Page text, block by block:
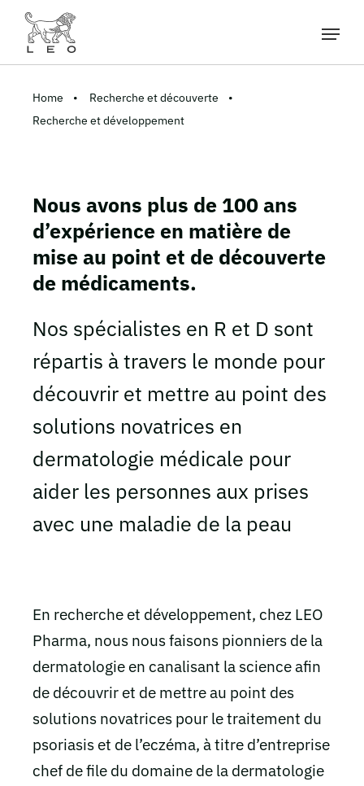
Home
Recherche et découverte
Recherche et développement
Nous avons plus de 100 ans
d’expérience en matière de
mise au point et de découverte
de médicaments.
Nos spécialistes en R et D sont
répartis à travers le monde pour
découvrir et mettre au point des
solutions novatrices en
dermatologie médicale pour
aider les personnes aux prises
avec une maladie de la peau
En recherche et développement, chez LEO
Pharma, nous nous faisons pionniers de la
dermatologie en canalisant la science afin
de découvrir et de mettre au point des
solutions novatrices pour le traitement du
psoriasis et de l’eczéma, à titre d’entreprise
chef de file du domaine de la dermatologie